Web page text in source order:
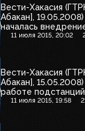
Вести-Хакасия
Абакан],
началась
информационной
11 июля 2015, 20:02
Вести-Хакасия
Абакан],
работе
отображаться на
11 июля 2015, 19:58